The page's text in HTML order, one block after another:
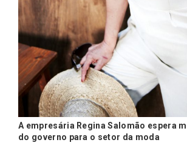
A empresária Regina Salomão espera
do governo para o setor da moda